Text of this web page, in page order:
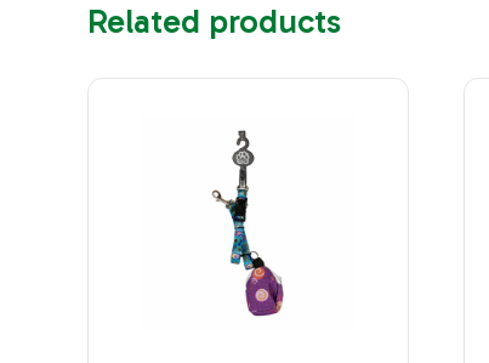
Related products